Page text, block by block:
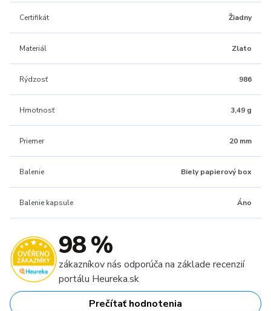
Certifikát Žiadny
Materiál Zlato
Rýdzosť 986
Hmotnosť 3,49 g
Priemer 20 mm
Balenie Biely papierový box
Balenie kapsule Áno
98 %
zákazníkov nás odporúča na základe recenzií
portálu Heureka.sk
Prečítať hodnotenia